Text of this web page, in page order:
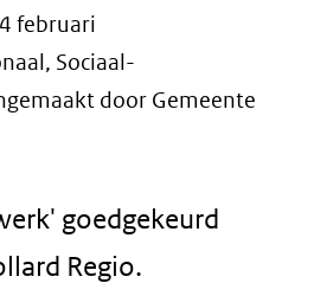
februari
Sociaal-
door Gemeente
goedgekeurd
Regio.